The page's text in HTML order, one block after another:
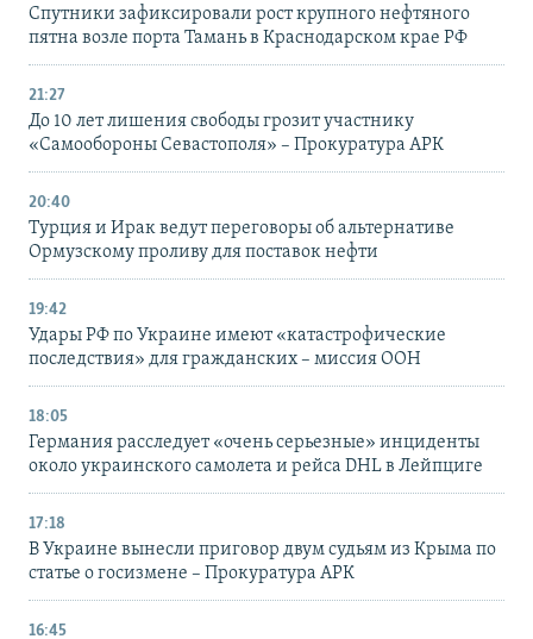
Спутники зафиксировали рост крупного нефтяного
пятна возле порта Тамань в Краснодарском крае РФ
21:27
До 10 лет лишения свободы грозит участнику
«Самообороны Севастополя» – Прокуратура АРК
20:40
Турция и Ирак ведут переговоры об альтернативе
Ормузскому проливу для поставок нефти
19:42
Удары РФ по Украине имеют «катастрофические
последствия» для гражданских – миссия ООН
18:05
Германия расследует «очень серьезные» инциденты
около украинского самолета и рейса DHL в Лейпциге
17:18
В Украине вынесли приговор двум судьям из Крыма по
статье о госизмене – Прокуратура АРК
16:45